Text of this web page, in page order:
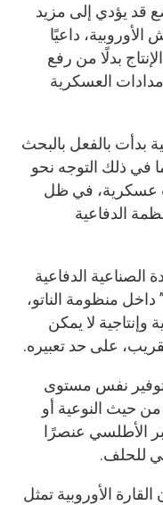
قد يؤدي إلى مزيد
داعيًا
بدلًا من رفع
العسكرية
بدأت بالفعل بالبحث
في ذلك التوجه نحو
عسكرية، في ظل
الدفاعية
الدفاعية
داخل منظومة الناتو،
وإنتاجية لا يمكن
على حد تعبيره.
توفير نفس مستوى
من حيث النوعية أو
الأطلسي عنصرًا
للحلف.
الأوروبية تمثل